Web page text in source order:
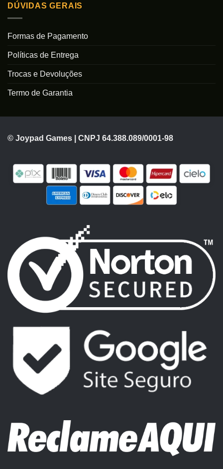
DÚVIDAS GERAIS
Formas de Pagamento
Políticas de Entrega
Trocas e Devoluções
Termo de Garantia
© Joypad Games | CNPJ 64.388.089/0001-98